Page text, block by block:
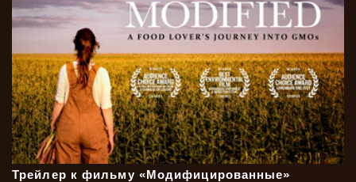
Трейлер к фильму «Модифицированные»